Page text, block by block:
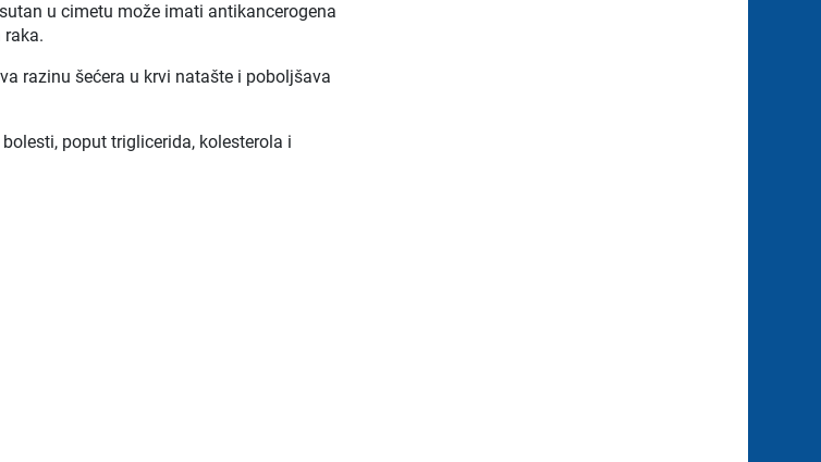
u cimetu može imati antikancerogena
razinu šećera u krvi natašte i poboljšava
poput triglicerida, kolesterola i